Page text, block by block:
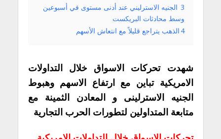
3 الجنيه الاسترليني عند أدنى مستوى في أسبوعين
وسط محادثات البريكست
4 ​​الذهب يتراجع قليلاً مع انتعاش الأسهم
شهدت تحركات الاسواق خلال التداولات
الامريكية تباين مع ارتفاع الاسهم وهبوط
الجنيه الاسترلينى و المعادن الثمينة مع
متابعة المتداولين لتطورات الحرب التجارية